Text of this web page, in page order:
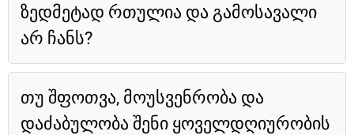
ზედმეტად რთულია და გამოსავალი
არ ჩანს?
თუ შფოთვა, მოუსვენრობა და
დაძაბულობა შენი ყოველდღიურობის